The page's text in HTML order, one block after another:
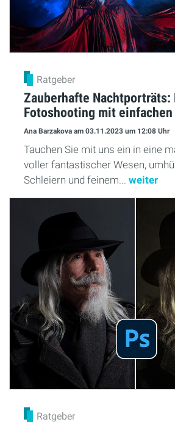
Ratgeber
Zauberhafte Nachtporträts:
Fotoshooting mit
Ana Barzakova am 03.11.2023 um 12:08 Uhr
Tauchen Sie mit uns ein in eine
voller fantastischer Wesen,
Schleiern und feinem... weiter
Ratgeber